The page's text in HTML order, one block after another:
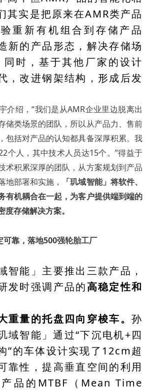
其实是把原来在AMR类产品
重新有机组合到存储产品
新的产品形态，解决存储场
同时，基于其他厂家的设计
，改进钢架结构，形成后发
介绍，“我们是从AMR企业里边脱离出
储类场景的团队，所以从产品力、售前
包括对产品的认知都具备深厚积累。我
个人，其中技术人员达15个。”得益于
术积累深厚的团队，从方案规划到产品
地部署和实施，
「玑域智能」将软件、
有机耦合在一起，为客户提供端到端的
存储解决方案。
可靠，落地500强轮胎工厂
智能」主要推出三款产品，
发时强调产品的高稳定性和
重量的托盘四向穿梭车。孙
域智能」通过“下沉电机+四
”的车体设计实现了12cm超
靠性，提高垂直空间的利用
品的MTBF（Mean Time